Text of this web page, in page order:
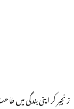
زنجیر کر اپنی بندگی میں